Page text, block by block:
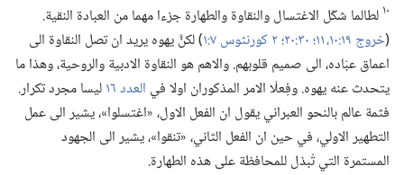
١٠ لطالما شكّل الاغتسال والنقاوة والطهارة جزءا مهما من العبادة النقية.‏
(‏خروج ١٩:‏​١٠،‏ ١١؛‏
‏)‏ لكنَّ يهوه يريد ان تصل النقاوة الى
اعماق عبّاده،‏ الى صميم قلوبهم.‏ والاهم هو النقاوة الادبية والروحية،‏ وهذا ما
يتحدث عنه يهوه.‏ وفِعلَا الامر المذكوران اولا في العدد ١٦
ليسا مجرد تكرار.‏
فثمة عالم بالنحو العبراني يقول ان الفعل الاول،‏ «اغتسلوا»،‏ يشير الى عمل
التطهير الاولي،‏ في حين ان الفعل الثاني،‏ «تنقوا»،‏ يشير الى الجهود
المستمرة التي تُبذل للمحافظة على هذه الطهارة.‏